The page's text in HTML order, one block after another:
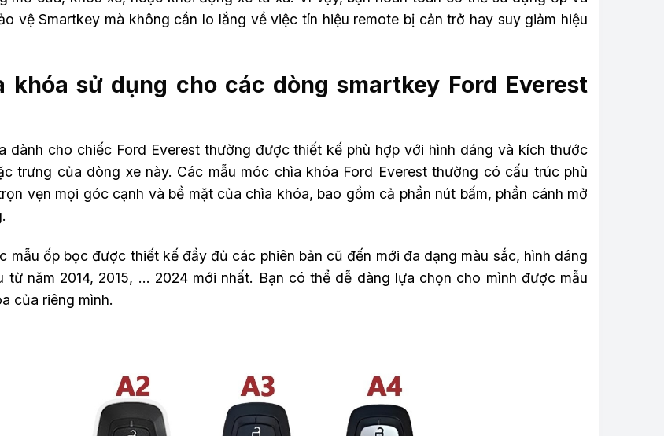
vệ Smartkey mà không cần lo lắng về việc tín hiệu remote bị cản trở hay suy giảm hiệu
khóa sử dụng cho các dòng smartkey Ford Everest
dành cho chiếc Ford Everest thường được thiết kế phù hợp với hình dáng và kích thước
trưng của dòng xe này. Các mẫu móc chìa khóa Ford Everest thường có cấu trúc phù
vẹn mọi góc cạnh và bề mặt của chìa khóa, bao gồm cả phần nút bấm, phần cánh mở
mẫu ốp bọc được thiết kế đầy đủ các phiên bản cũ đến mới đa dạng màu sắc, hình dáng
từ năm 2014, 2015, … 2024 mới nhất. Bạn có thể dễ dàng lựa chọn cho mình được mẫu
của riêng mình.